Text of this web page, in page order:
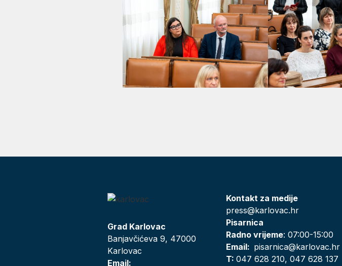
Grad Karlovac
Banjavčićeva 9, 47000
Karlovac
Email:
Kontakt za medije
press@karlovac.hr
Pisarnica
Radno vrijeme: 07:00-15:00
Email: pisarnica@karlovac.hr
T:047 628 210, 047 628 137